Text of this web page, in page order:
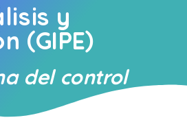
y
(GIPE)
del control